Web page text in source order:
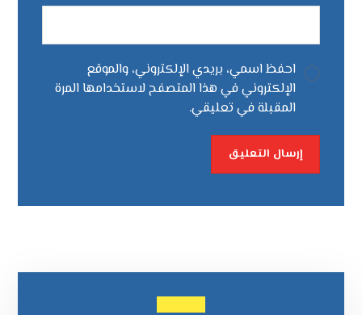
احفظ اسمي، بريدي الإلكتروني، والموقع
الإلكتروني في هذا المتصفح لاستخدامها المرة
المقبلة في تعليقي.